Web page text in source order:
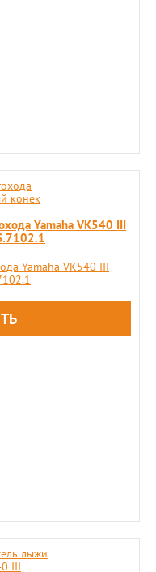
Yamaha VK540 III
Yamaha VK540 III